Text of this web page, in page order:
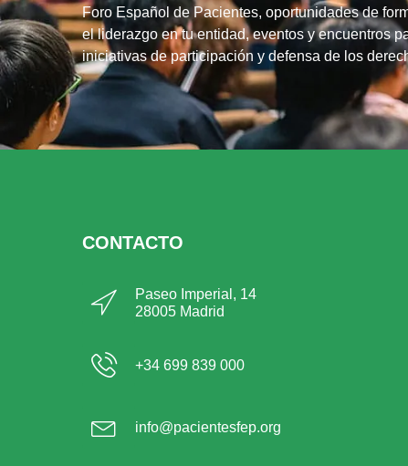
Foro Español de Pacientes, oportunidades de
el liderazgo en tu entidad, eventos y encuentros
iniciativas de participación y defensa de los
CONTACTO
Paseo Imperial, 14
28005 Madrid
+34 699 839 000
info@pacientesfep.org